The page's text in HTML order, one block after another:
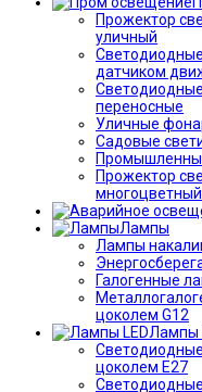
Прожектор
уличный
датчиком
переносные
Уличные
Садовые
Прожектор
многоцветный
Лампы
Лампы
Галогенные
цоколем G12
Лампы
цоколем E27